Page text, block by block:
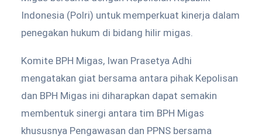
Indonesia (Polri) untuk memperkuat kinerja dalam
penegakan hukum di bidang hilir migas.
Komite BPH Migas, Iwan Prasetya Adhi
mengatakan giat bersama antara pihak Kepolisan
dan BPH Migas ini diharapkan dapat semakin
membentuk sinergi antara tim BPH Migas
khususnya Pengawasan dan PPNS bersama